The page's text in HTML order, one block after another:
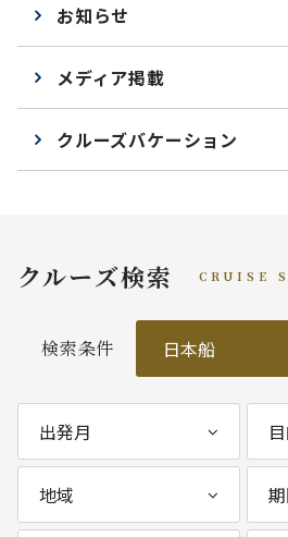
お知らせ
メディア掲載
クルーズバケーション
クルーズ検索 CRUISE
検索条件